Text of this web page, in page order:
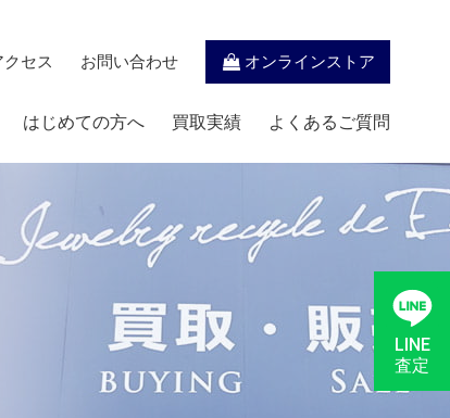
クセス お問い合わせ オンラインストア
はじめての方へ 買取実績 よくあるご質問
LINE
査定